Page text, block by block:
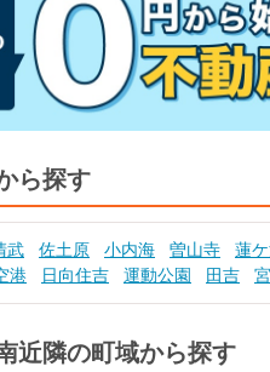
ら探す
武 佐土原 小内海 曽山寺 蓮
港 日向住吉 運動公園 田吉
近隣の町域から探す